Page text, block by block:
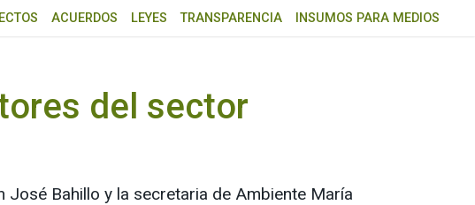
ACUERDOS LEYES TRANSPARENCIA INSUMOS PARA MEDIOS
del sector
Bahillo y la secretaria de Ambiente María